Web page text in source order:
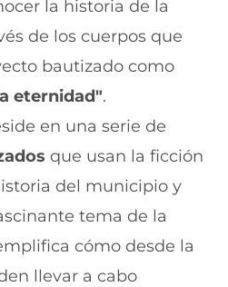
la historia de la
de los cuerpos que
bautizado como
eternidad".
en una serie de
que usan la ficción
del municipio y
tema de la
cómo desde la
llevar a cabo